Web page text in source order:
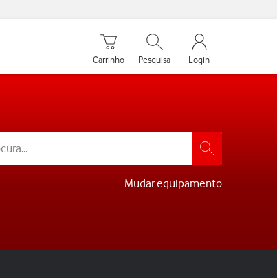
Carrinho de compras
Carrinho
Pesquisar
Pesquisa
My Vodafone
Login
Mudar equipamento